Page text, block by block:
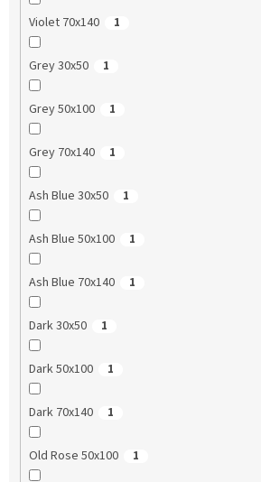
Violet 70x140 1
Grey 30x50 1
Grey 50x100 1
Grey 70x140 1
Ash Blue 30x50 1
Ash Blue 50x100 1
Ash Blue 70x140 1
Dark 30x50 1
Dark 50x100 1
Dark 70x140 1
Old Rose 50x100 1